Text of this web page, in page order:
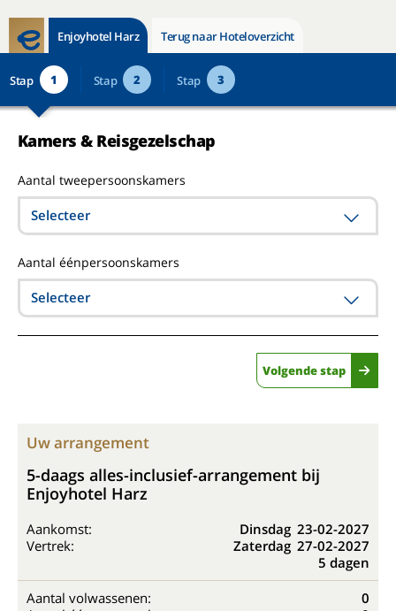
Enjoyhotel Harz Terug naar Hoteloverzicht
Stap 1 Stap 2 Stap 3
Kamers & Reisgezelschap
Aantal tweepersoonskamers
Selecteer
Aantal éénpersoonskamers
Selecteer
Volgende stap
Uw arrangement
5-daags alles-inclusief-arrangement bij
Enjoyhotel Harz
Aankomst: Dinsdag 23-02-2027
Vertrek:
Zaterdag 27-02-2027
5 dagen
Aantal volwassenen:
0